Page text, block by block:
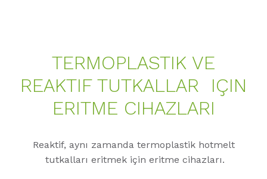
TERMOPLASTIK VE
REAKTIF TUTKALLAR IÇIN
ERITME CIHAZLARI
Reaktif, aynı zamanda termoplastik hotmelt
tutkalları eritmek için eritme cihazları.